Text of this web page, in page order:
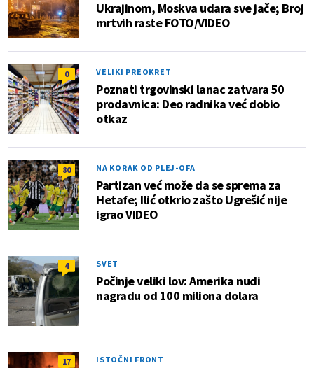
Ukrajinom, Moskva udara sve jače; Broj
mrtvih raste FOTO/VIDEO
0 VELIKI PREOKRET
Poznati trgovinski lanac zatvara 50
prodavnica: Deo radnika već dobio
otkaz
80 NA KORAK OD PLEJ-OFA
Partizan već može da se sprema za
Hetafe; Ilić otkrio zašto Ugrešić nije
igrao VIDEO
4 SVET
Počinje veliki lov: Amerika nudi
nagradu od 100 miliona dolara
17 ISTOČNI FRONT